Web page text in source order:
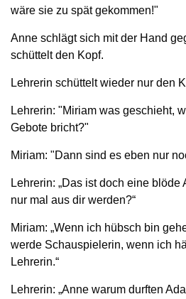
wäre sie zu spät gekommen!"
Anne schlägt sich mit der Hand
schüttelt den Kopf.
Lehrerin schüttelt wieder nur den
Lehrerin: "Miriam was geschieht,
Gebote bricht?"
Miriam: "Dann sind es eben nur
Lehrerin: „Das ist doch eine
nur mal aus dir werden?“
Miriam: „Wenn ich hübsch bin
werde Schauspielerin, wenn ich
Lehrerin.“
Lehrerin: „Anne warum durften